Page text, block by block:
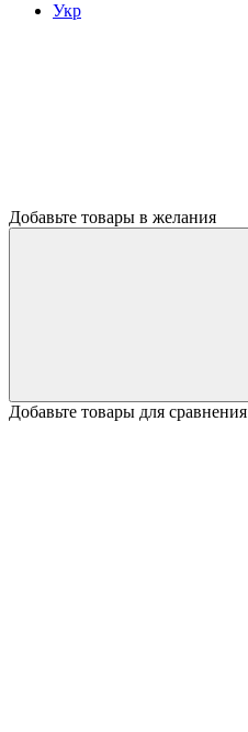
Укр
Добавьте товары в желания
Добавьте товары для сравнения